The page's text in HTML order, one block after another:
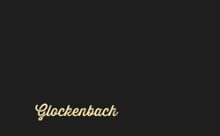
Glockenbach